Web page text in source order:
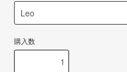
購入数